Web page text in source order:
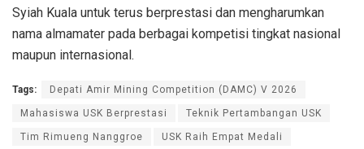
Syiah Kuala untuk terus berprestasi dan mengharumkan
nama almamater pada berbagai kompetisi tingkat nasional
maupun internasional.
Tags: Depati Amir Mining Competition (DAMC) V 2026
Mahasiswa USK Berprestasi Teknik Pertambangan USK
Tim Rimueng Nanggroe USK Raih Empat Medali